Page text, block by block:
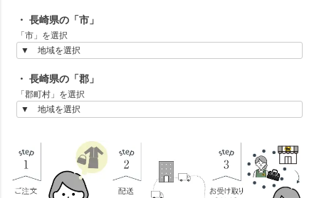
・ 長崎県の「市」
「市」を選択
・ 長崎県の「郡」
「郡町村」を選択